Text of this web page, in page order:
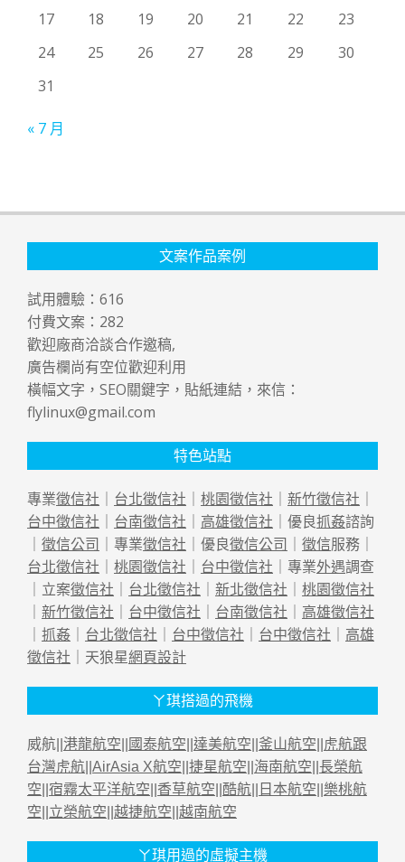
17
18 19 20 21 22
23
24
25 26 27 28 29
30
31
« 7 月
文案作品案例
試用體驗： 616
付費文案： 282
歡迎廠商洽談合作邀稿,
廣告欄尚有空位歡迎利用
橫幅文字，SEO關鍵字，貼紙連結，來信：
flylinux@gmail.com
特色站點
專業徵信社 ｜ 台北徵信社 ｜ 桃園徵信社 ｜ 新竹徵信社 ｜
台中徵信社 ｜ 台南徵信社 ｜ 高雄徵信社 ｜優良抓姦諮詢
｜ 徵信公司 ｜專業徵信社 ｜優良徵信公司 ｜ 徵信服務｜
台北徵信社 ｜ 桃園徵信社 ｜ 台中徵信社 ｜專業外遇調查
｜立案徵信社 ｜ 台北徵信社 ｜ 新北徵信社 ｜ 桃園徵信社
｜ 新竹徵信社 ｜ 台中徵信社 ｜ 台南徵信社 ｜ 高雄徵信社
｜ 抓姦 ｜ 台北徵信社 ｜ 台中徵信社 ｜ 台中徵信社 ｜ 高雄
徵信社 ｜天狼星網頁設計
ㄚ琪搭過的飛機
威航|| 港龍航空 國泰航空 達美航空 釜山航空
虎航跟
台灣虎航 AirAsia X航空 捷星航空 海南航空 長榮航
空 宿霧太平洋航空 香草航空 酷航 日本航空 樂桃航
空 立榮航空 越捷航空 越南航空
ㄚ琪用過的虛擬主機